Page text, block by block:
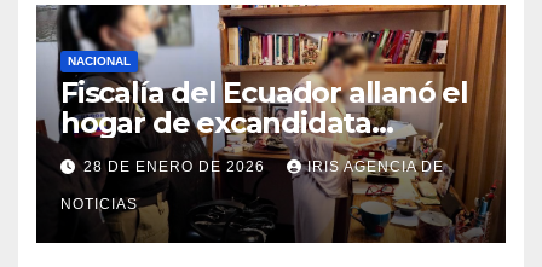
NACIONAL
Fiscalía del Ecuador allanó el
hogar de excandidata
presidencial vinculada al caso
Caja Chica
28 DE ENERO DE 2026 IRIS AGENCIA DE
NOTICIAS